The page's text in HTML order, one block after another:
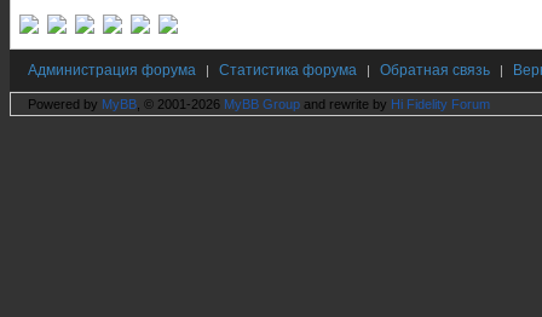
Администрация форума | Статистика форума | Обратная связь |
Powered by MyBB , © 2001-2026 MyBB Group and rewrite by Hi Fidelity Forum